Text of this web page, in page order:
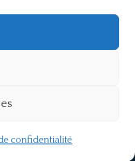
confidentialité